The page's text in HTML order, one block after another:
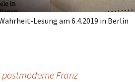
Lesung am 6.4.2019 in Berlin
postmoderne Franz